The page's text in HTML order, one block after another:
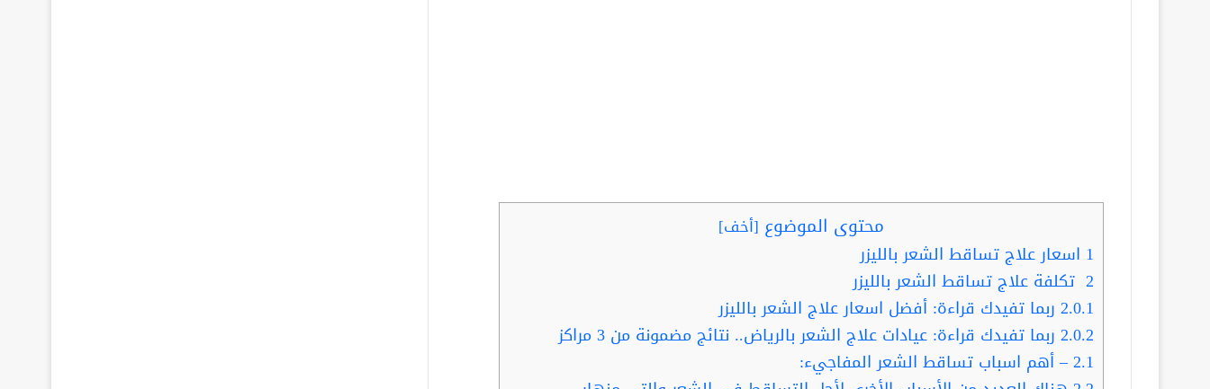
محتوى الموضوع [أخف]
1 اسعار علاج تساقط الشعر بالليزر
2 تكلفة علاج تساقط الشعر بالليزر
2.0.1 ربما تفيدك قراءة: أفضل اسعار علاج الشعر بالليزر
2.0.2 ربما تفيدك قراءة: عيادات علاج الشعر بالرياض.. نتائج مضمونة من 3 مراكز
2.1– أهم اسباب تساقط الشعر المفاجيء: